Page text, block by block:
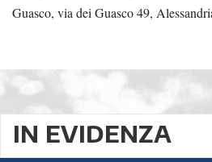
Guasco, via dei Guasco 49,
IN EVIDENZA